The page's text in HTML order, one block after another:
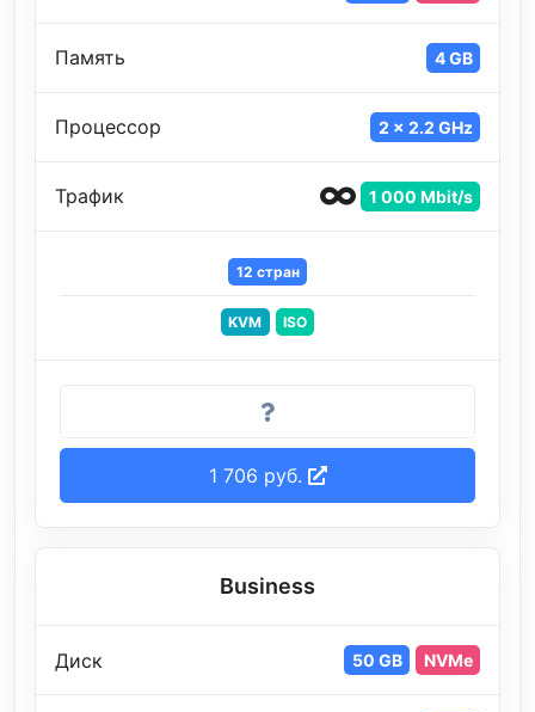
Память 4 GB
Процессор 2 x 2.2 GHz
Трафик 1 000 Mbit/s
12 стран
KVM ISO
1 706 руб.
Business
Диск 50 GB NVMe